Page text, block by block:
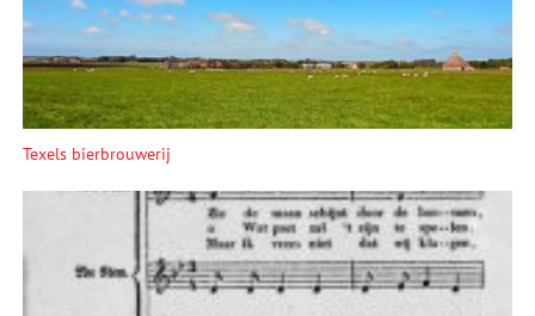
Texels bierbrouwerij